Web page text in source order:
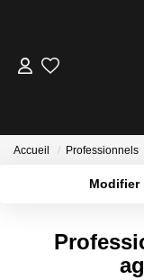
Accueil Professionnels
Modifier
Type de bien